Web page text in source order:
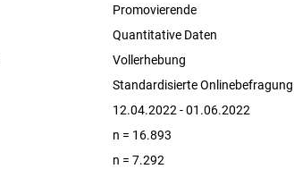
Promovierende
Quantitative Daten
Vollerhebung
Standardisierte Onlinebefragung
12.04.2022 - 01.06.2022
n = 16.893
n = 7.292